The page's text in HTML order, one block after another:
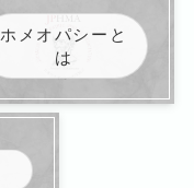
ホメオパシーと
は